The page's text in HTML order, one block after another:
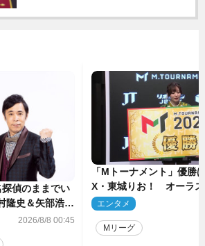
偵のままでい
隆史＆矢部浩之
2026/8/8 00:45
「Mトーナメント」優勝
X・東城りお！ オーラス
後は自ら和了って幕引き
エンタメ
Mリーグ